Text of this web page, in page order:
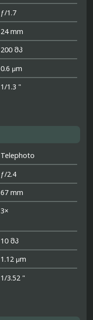
ƒ/1.7
24 mm
200 მპ
0.6 μm
1/1.3 "
Telephoto
ƒ/2.4
67 mm
3×
10 მპ
1.12 μm
1/3.52 "